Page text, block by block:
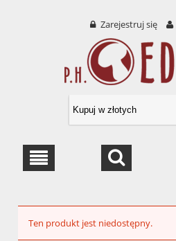
Zarejestruj się
Ten produkt jest niedostępny.